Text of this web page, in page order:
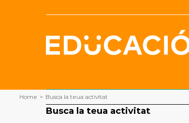
Home > Busca la teua activitat
Busca la teua activitat